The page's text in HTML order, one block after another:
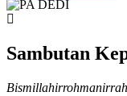
Sambutan